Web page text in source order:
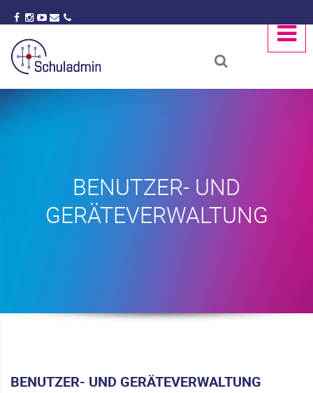
BENUTZER- UND
GERÄTEVERWALTUNG
BENUTZER- UND GERÄTEVERWALTUNG